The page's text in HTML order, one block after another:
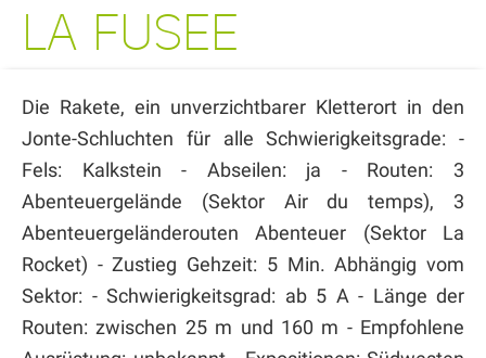
LA FUSEE
Die Rakete, ein unverzichtbarer Kletterort in den
Jonte-Schluchten für alle Schwierigkeitsgrade: -
Fels: Kalkstein - Abseilen: ja - Routen: 3
Abenteuergelände (Sektor Air du temps), 3
Abenteuergeländerouten Abenteuer (Sektor La
Rocket) - Zustieg Gehzeit: 5 Min. Abhängig vom
Sektor: - Schwierigkeitsgrad: ab 5 A - Länge der
Routen: zwischen 25 m und 160 m - Empfohlene